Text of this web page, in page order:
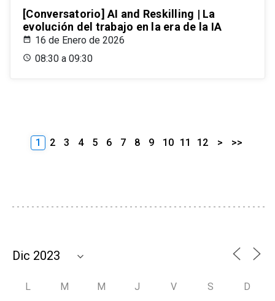
[Conversatorio] AI and Reskilling | La
evolución del trabajo en la era de la IA
16 de Enero de 2026
08:30 a 09:30
1 2 3 4 5 6 7 8 9 10 11 12 > >>
L M M J V S D